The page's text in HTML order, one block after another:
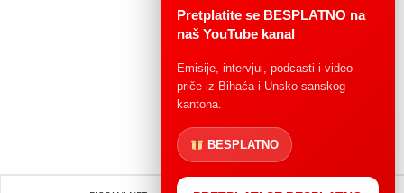
Pretplatite se BESPLATNO na
naš YouTube kanal
Emisije, intervjui, podcasti i video
priče iz Bihaća i Unsko-sanskog
kantona.
BESPLATNO